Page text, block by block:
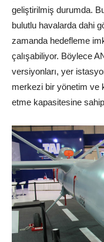
geliştirilmiş durumda.
bulutlu havalarda dahi
zamanda hedefleme
çalışabiliyor. Böylece
versiyonları, yer
merkezi bir yönetim ve
etme kapasitesine